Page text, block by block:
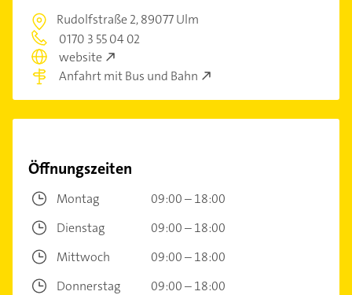
Rudolfstraße 2,89077 Ulm
0170 3 55 04 02
website
Anfahrt mit Bus und Bahn
Öffnungszeiten
Montag
09:00 – 18:00
Dienstag
09:00 – 18:00
Mittwoch
09:00 – 18:00
Donnerstag
09:00 – 18:00